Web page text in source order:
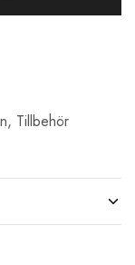
, Tillbehör